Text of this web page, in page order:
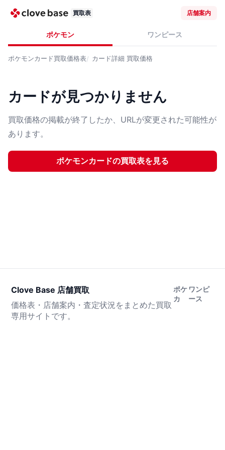
買取表 店舗案内
ポケモン ワンピース
ポケモンカード買取価格表 カード詳細 買取価格
カードが見つかりません
買取価格の掲載が終了したか、URLが変更された可能性が
あります。
ポケモンカードの買取表を見る
Clove Base 店舗買取
価格表・店舗案内・査定状況をまとめた買取
専用サイトです。
ポケ
カ
ワンピ
ース